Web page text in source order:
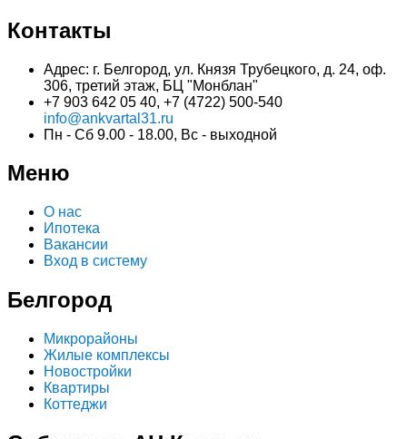
Контакты
Адрес: г. Белгород, ул. Князя Трубецкого, д. 24, оф.
306, третий этаж, БЦ "Монблан"
+7 903 642 05 40, +7 (4722) 500-540
info@ankvartal31.ru
Пн - Сб 9.00 - 18.00, Вс - выходной
Меню
О нас
Ипотека
Вакансии
Вход в систему
Белгород
Микрорайоны
Жилые комплексы
Новостройки
Квартиры
Коттеджи